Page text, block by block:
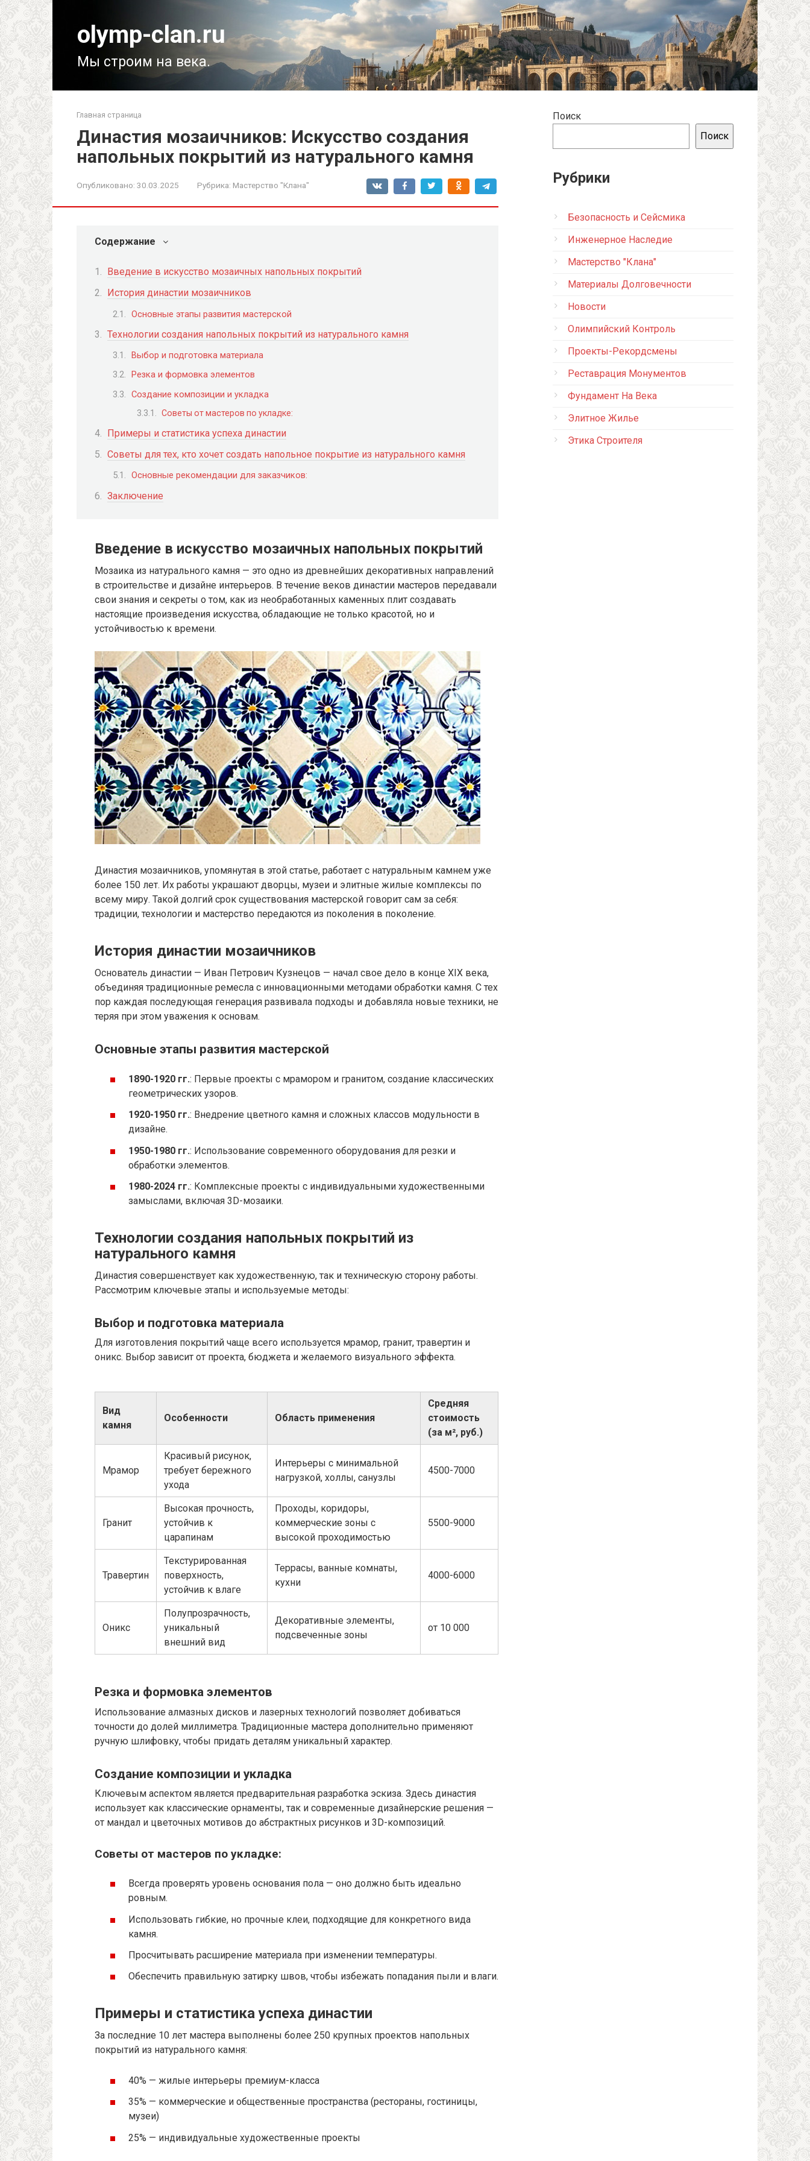
olymp-clan.ru
Мы строим на века.
Главная страница
Династия мозаичников: Искусство создания
напольных покрытий из натурального камня
Опубликовано: 30.03.2025 Рубрика: Мастерство "Клана"
Содержание
Введение в искусство мозаичных напольных покрытий
История династии мозаичников
Основные этапы развития мастерской
Технологии создания напольных покрытий из натурального камня
Выбор и подготовка материала
Резка и формовка элементов
Создание композиции и укладка
Советы от мастеров по укладке:
Примеры и статистика успеха династии
Советы для тех, кто хочет создать напольное покрытие из натурального камня
Основные рекомендации для заказчиков:
Заключение
Введение в искусство мозаичных напольных покрытий
Мозаика из натурального камня — это одно из древнейших декоративных направлений
в строительстве и дизайне интерьеров. В течение веков династии мастеров передавали
свои знания и секреты о том, как из необработанных каменных плит создавать
настоящие произведения искусства, обладающие не только красотой, но и
устойчивостью к времени.
Династия мозаичников, упомянутая в этой статье, работает с натуральным камнем уже
более 150 лет. Их работы украшают дворцы, музеи и элитные жилые комплексы по
всему миру. Такой долгий срок существования мастерской говорит сам за себя:
традиции, технологии и мастерство передаются из поколения в поколение.
История династии мозаичников
Основатель династии — Иван Петрович Кузнецов — начал свое дело в конце XIX века,
объединяя традиционные ремесла с инновационными методами обработки камня. С тех
пор каждая последующая генерация развивала подходы и добавляла новые техники, не
теряя при этом уважения к основам.
Основные этапы развития мастерской
1890-1920 гг.: Первые проекты с мрамором и гранитом, создание классических
геометрических узоров.
1920-1950 гг.: Внедрение цветного камня и сложных классов модульности в
дизайне.
1950-1980 гг.: Использование современного оборудования для резки и
обработки элементов.
1980-2024 гг.: Комплексные проекты с индивидуальными художественными
замыслами, включая 3D-мозаики.
Технологии создания напольных покрытий из
натурального камня
Династия совершенствует как художественную, так и техническую сторону работы.
Рассмотрим ключевые этапы и используемые методы:
Выбор и подготовка материала
Для изготовления покрытий чаще всего используется мрамор, гранит, травертин и
оникс. Выбор зависит от проекта, бюджета и желаемого визуального эффекта.
Вид
камня
Особенности Область применения
Средняя
стоимость
(за м², руб.)
Мрамор
Красивый рисунок,
требует бережного
ухода
Интерьеры с минимальной
нагрузкой, холлы, санузлы
4500-7000
Гранит
Высокая прочность,
устойчив к
царапинам
Проходы, коридоры,
коммерческие зоны с
высокой проходимостью
5500-9000
Травертин
Текстурированная
поверхность,
устойчив к влаге
Террасы, ванные комнаты,
кухни
4000-6000
Оникс
Полупрозрачность,
уникальный
внешний вид
Декоративные элементы,
подсвеченные зоны
от 10 000
Резка и формовка элементов
Использование алмазных дисков и лазерных технологий позволяет добиваться
точности до долей миллиметра. Традиционные мастера дополнительно применяют
ручную шлифовку, чтобы придать деталям уникальный характер.
Создание композиции и укладка
Ключевым аспектом является предварительная разработка эскиза. Здесь династия
использует как классические орнаменты, так и современные дизайнерские решения —
от мандал и цветочных мотивов до абстрактных рисунков и 3D-композиций.
Советы от мастеров по укладке:
Всегда проверять уровень основания пола — оно должно быть идеально
ровным.
Использовать гибкие, но прочные клеи, подходящие для конкретного вида
камня.
Просчитывать расширение материала при изменении температуры.
Обеспечить правильную затирку швов, чтобы избежать попадания пыли и влаги.
Примеры и статистика успеха династии
За последние 10 лет мастера выполнены более 250 крупных проектов напольных
покрытий из натурального камня:
40% — жилые интерьеры премиум-класса
35% — коммерческие и общественные пространства (рестораны, гостиницы,
музеи)
25% — индивидуальные художественные проекты
Поиск
Поиск
Рубрики
Безопасность и Сейсмика
Инженерное Наследие
Мастерство "Клана"
Материалы Долговечности
Новости
Олимпийский Контроль
Проекты-Рекордсмены
Реставрация Монументов
Фундамент На Века
Элитное Жилье
Этика Строителя